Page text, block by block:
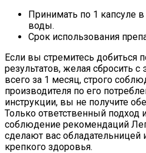
Принимать по 1 капсуле
воды.
Срок использования
Если вы стремитесь добиться
результатов, желая сбросить с
всего за 1 месяц, строго
производителя по его
инструкции, вы не получите
Только ответственный подход
соблюдение рекомендаций
сделают вас
крепкого здоровья.